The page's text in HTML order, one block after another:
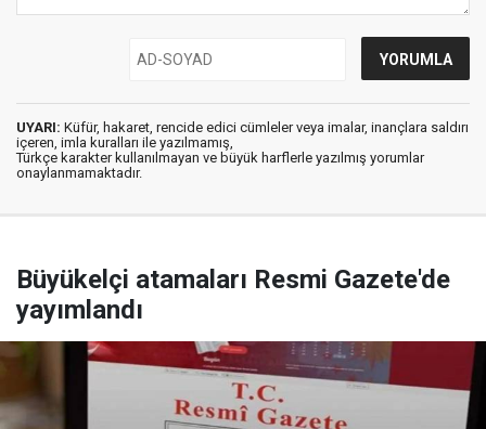
UYARI: Küfür, hakaret, rencide edici cümleler veya imalar, inançlara saldırı
içeren, imla kuralları ile yazılmamış,
Türkçe karakter kullanılmayan ve büyük harflerle yazılmış yorumlar
onaylanmamaktadır.
Büyükelçi atamaları Resmi Gazete'de
yayımlandı